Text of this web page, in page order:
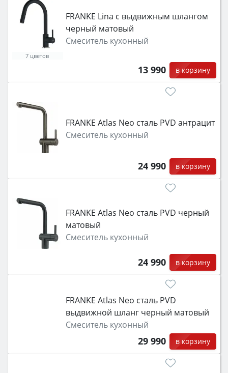
FRANKE Lina с выдвижным шлангом
черный матовый
Смеситель кухонный
13 990 в корзину
7 цветов
FRANKE Atlas Neo сталь PVD антрацит
Смеситель кухонный
24 990 в корзину
FRANKE Atlas Neo сталь PVD черный
матовый
Смеситель кухонный
24 990 в корзину
FRANKE Atlas Neo сталь PVD
выдвижной шланг черный матовый
Смеситель кухонный
29 990 в корзину